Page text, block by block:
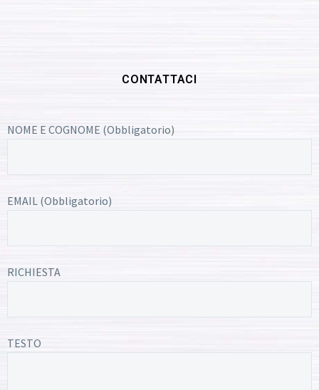
CONTATTACI
NOME E COGNOME (Obbligatorio)
EMAIL (Obbligatorio)
RICHIESTA
TESTO